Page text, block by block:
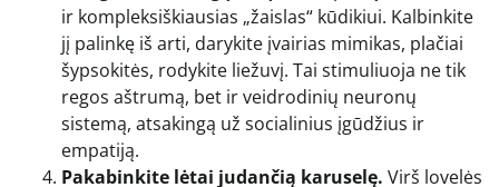
ir kompleksiškiausias „žaislas“ kūdikiui. Kalbinkite
jį palinkę iš arti, darykite įvairias mimikas, plačiai
šypsokitės, rodykite liežuvį. Tai stimuliuoja ne tik
regos aštrumą, bet ir veidrodinių neuronų
sistemą, atsakingą už socialinius įgūdžius ir
empatiją.
Pakabinkite lėtai judančią karuselę. Virš lovelės